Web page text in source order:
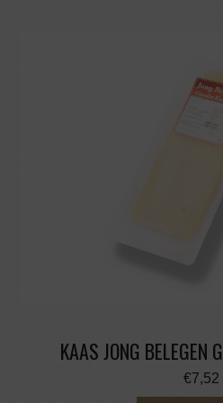
KAAS JONG BELEGEN
€7,52